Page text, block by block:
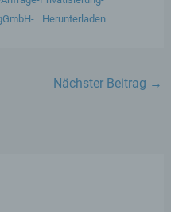
Herunterladen
Nächster Beitrag →
Systeme und der
Strafverfolgung
bereitzustellen. Diese
verarbeiteten
Die